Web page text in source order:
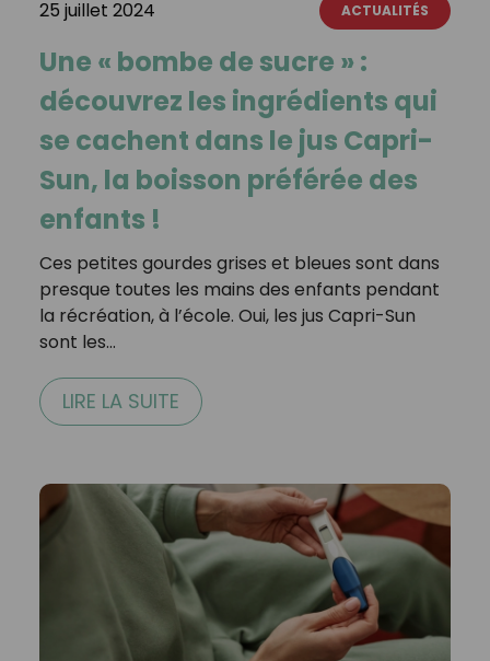
25 juillet 2024 ACTUALITÉS
Une « bombe de sucre » :
découvrez les ingrédients qui
se cachent dans le jus Capri-
Sun, la boisson préférée des
enfants !
Ces petites gourdes grises et bleues sont dans
presque toutes les mains des enfants pendant
la récréation, à l’école. Oui, les jus Capri-Sun
sont les…
LIRE LA SUITE